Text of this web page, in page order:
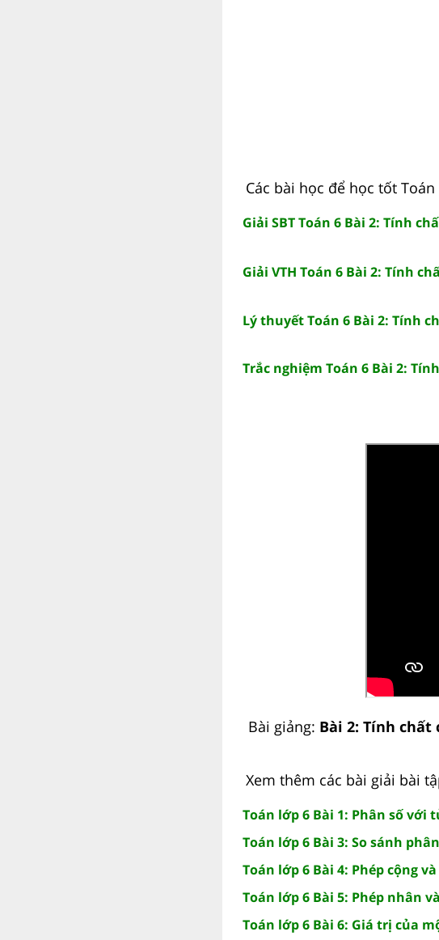
Các bài học để học tốt
Giải SBT Toán 6 Bài 2: Tính
Giải VTH Toán 6 Bài 2: Tính
Lý thuyết Toán 6 Bài 2: Tính
Trắc nghiệm Toán 6 Bài 2:
Bài giảng: Bài 2: Tính chất
Xem thêm các bài giải bài
Toán lớp 6 Bài 1: Phân số với
Toán lớp 6 Bài 3: So sánh
Toán lớp 6 Bài 4: Phép cộng
Toán lớp 6 Bài 5: Phép nhân
Toán lớp 6 Bài 6: Giá trị của